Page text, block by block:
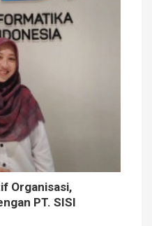
Organisasi,
PT. SISI